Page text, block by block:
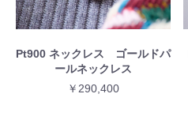
Pt900 ネックレス ゴールドパ
ールネックレス
￥290,400